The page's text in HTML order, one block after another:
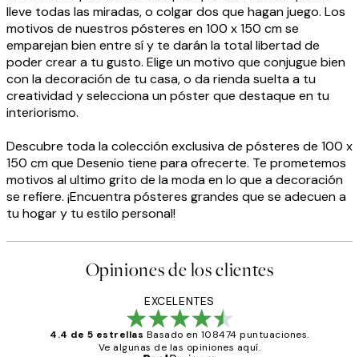
lleve todas las miradas, o colgar dos que hagan juego. Los
motivos de nuestros pósteres en 100 x 150 cm se
emparejan bien entre sí y te darán la total libertad de
poder crear a tu gusto. Elige un motivo que conjugue bien
con la decoración de tu casa, o da rienda suelta a tu
creatividad y selecciona un póster que destaque en tu
interiorismo.
Descubre toda la colección exclusiva de pósteres de 100 x
150 cm que Desenio tiene para ofrecerte. Te prometemos
motivos al ultimo grito de la moda en lo que a decoración
se refiere. ¡Encuentra pósteres grandes que se adecuen a
tu hogar y tu estilo personal!
Opiniones de los clientes
EXCELENTES
4.4 de 5 estrellas Basado en 108474 puntuaciones.
Ve algunas de las opiniones aquí.